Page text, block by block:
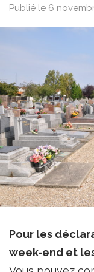
Publié le 6
Pour les
week-end et